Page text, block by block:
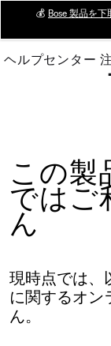
Main
💰 Bose 製品を
ヘルプセンター
この製
ではご
ん
現時点では、
に関するオン
ん。